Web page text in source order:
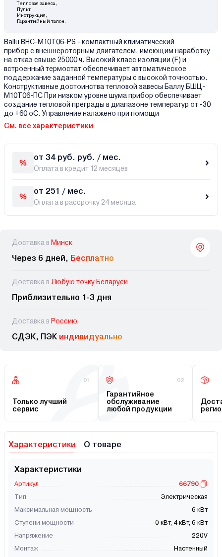
Тепловая завеса,
Пульт,
Инструкция,
Гарантийный талон.
Ballu BHC-M10T06-PS - компактный климатический
прибор с внешнероторным двигателем, имеющим наработку
на отказ свыше 25000 ч. Высокий класс изоляции (F) и
встроенный термостат обеспечивает автоматическое
поддержание заданной температуры с высокой точностью.
Конструктивные достоинства тепловой завесы Баллу БШЦ-
M10T06-ПС При низком уровне шума прибор обеспечивает
создание тепловой преграды в диапазоне температур от -30
до +60 оС. Управление налажено при помощи
См. все характеристики
от 34 руб. руб. / мес.
Оплата в кредит 12 месяцев
от 251 / мес.
Оплата в рассрочку 24 месяца
Доставка в Минск
Через 6 дней, Бесплатно
Доставка в Любую точку Беларуси
Приблизительно 1-3 дня
Доставка в Россию
СДЭК, ПЭК индивидуально
01
Только лучший
сервис
02
Гарантийное
обслуживание
любой продукции
Характеристики О товаре
Характеристики
Артикул
66790
Тип
Электрическая
Максимальная мощность
6 кВт
Ступени мощности
0 кВт, 4 кВт, 6 кВт
Напряжение
220V
Монтаж
Настенный